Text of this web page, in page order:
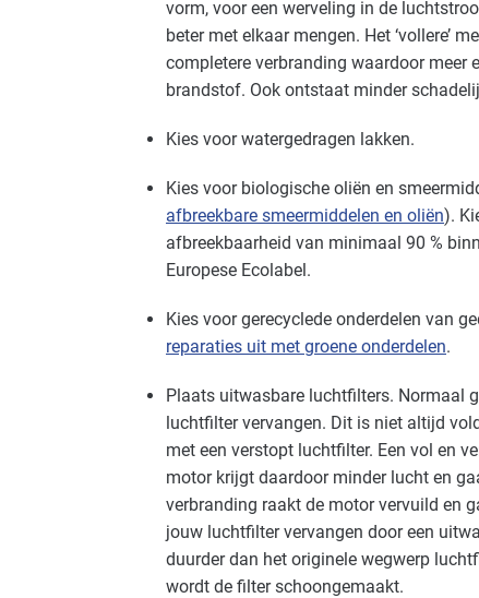
Voedingsindustrie - overig
Zorg - dierenartsen Gevorderd
vorm, voor een werveling in de
beter met elkaar mengen. Het ‘vollere’
completere verbranding waardoor meer
brandstof. Ook ontstaat minder
Kies voor watergedragen lakken.
Kies voor biologische oliën en
afbreekbare smeermiddelen en oliën).
afbreekbaarheid van minimaal 90 %
Europese Ecolabel.
Kies voor gerecyclede onderdelen van
reparaties uit met groene onderdelen.
Plaats uitwasbare luchtfilters. Normaal
luchtfilter vervangen. Dit is niet altijd
met een verstopt luchtfilter. Een vol en
motor krijgt daardoor minder lucht en
verbranding raakt de motor vervuild en
jouw luchtfilter vervangen door een
duurder dan het originele wegwerp
wordt de filter schoongemaakt.